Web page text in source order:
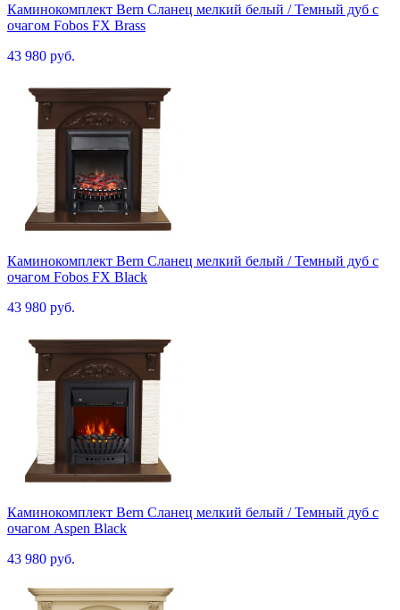
Каминокомплект Bern Сланец мелкий белый / Темный дуб с
очагом Fobos FX Brass
43 980 руб.
Каминокомплект Bern Сланец мелкий белый / Темный дуб с
очагом Fobos FX Black
43 980 руб.
Каминокомплект Bern Сланец мелкий белый / Темный дуб с
очагом Aspen Black
43 980 руб.